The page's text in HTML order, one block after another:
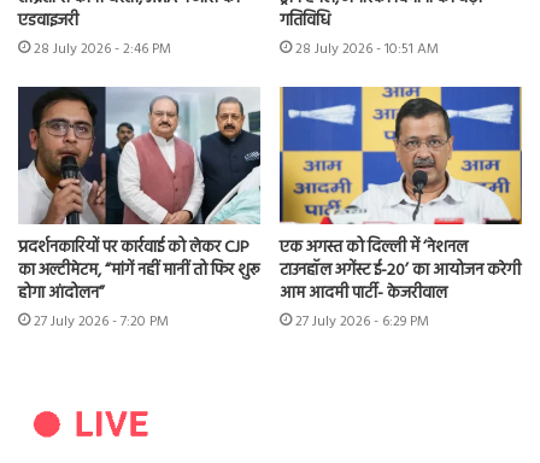
एडवाइजरी
28 July 2026 - 2:46 PM
गतिविधि
28 July 2026 - 10:51 AM
प्रदर्शनकारियों पर कार्रवाई को लेकर CJP
का अल्टीमेटम, “मांगें नहीं मानीं तो फिर शुरू
होगा आंदोलन”
27 July 2026 - 7:20 PM
एक अगस्त को दिल्ली में ‘नेशनल
टाउनहॉल अगेंस्ट ई-20’ का आयोजन करेगी
आम आदमी पार्टी- केजरीवाल
27 July 2026 - 6:29 PM